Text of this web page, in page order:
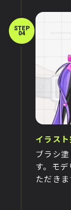
STEP
04
イラス
ブラシ
す。モ
ただきま